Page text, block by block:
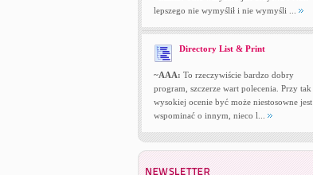
lepszego nie wymyślił i nie wymyśli ...
Directory List & Print
~AAA: To rzeczywiście bardzo dobry
program, szczerze wart polecenia. Przy tak
wysokiej ocenie być może niestosowne jest
wspominać o innym, nieco l...